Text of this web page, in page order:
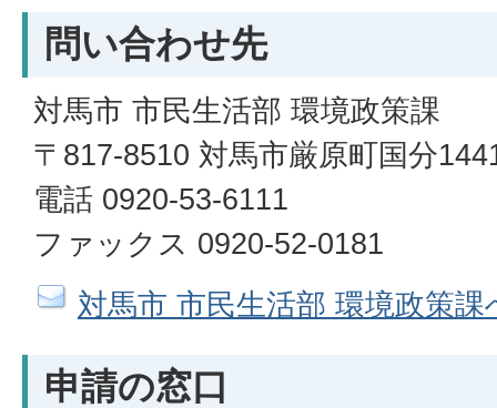
問い合わせ先
対馬市 市民生活部 環境政策課
〒817-8510 対馬市厳原町国分
電話 0920-53-6111
ファックス 0920-52-0181
対馬市 市民生活部 環境政策
申請の窓口